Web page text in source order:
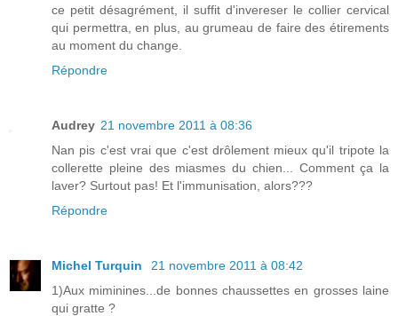
ce petit désagrément, il suffit d'invereser le collier cervical
qui permettra, en plus, au grumeau de faire des étirements
au moment du change.
Répondre
Audrey 21 novembre 2011 à 08:36
Nan pis c'est vrai que c'est drôlement mieux qu'il tripote la
collerette pleine des miasmes du chien... Comment ça la
laver? Surtout pas! Et l'immunisation, alors???
Répondre
Michel Turquin
21 novembre 2011 à 08:42
1)Aux miminines...de bonnes chaussettes en grosses laine
qui gratte ?